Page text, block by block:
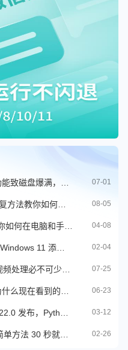
07-01
08-05
04-08
02-04
07-25
06-23
03-12
02-26